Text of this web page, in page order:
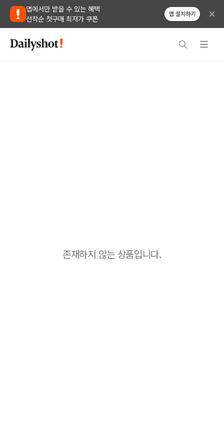
앱에서만 받을 수 있는 혜택
선착순 첫구매 최저가 쿠폰
앱 설치하기
존재하지 않는 상품입니다.